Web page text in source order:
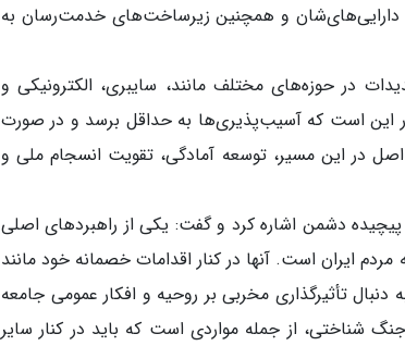
دارایی‌های‌شان و همچنین زیرساخت‌های خدمت‌رسان به
در حوزه‌های مختلف مانند، سایبری، الکترونیکی و
این است که آسیب‌پذیری‌ها به حداقل برسد و در صورت
در این مسیر، توسعه آمادگی، تقویت انسجام ملی و
دشمن اشاره کرد و گفت: یکی از راهبردهای اصلی
ایران است. آنها در کنار اقدامات خصمانه خود مانند
دنبال تأثیرگذاری مخربی بر روحیه و افکار عمومی جامعه
شناختی، از جمله مواردی است که باید در کنار سایر